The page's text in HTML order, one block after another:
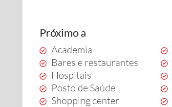
Próximo a
Academia
Bares e restaurantes
Hospitais
Posto de Saúde
Shopping center